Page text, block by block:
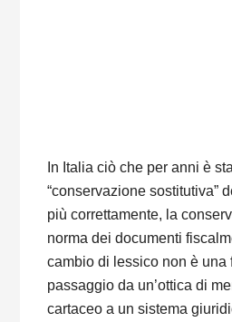
In Italia ciò che per anni è
“conservazione sostitutiva”
più correttamente, la
norma dei documenti
cambio di lessico non è una
passaggio da un’ottica di
cartaceo a un sistema